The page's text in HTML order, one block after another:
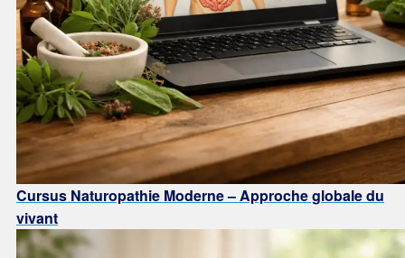
Cursus Naturopathie Moderne – Approche globale du
vivant